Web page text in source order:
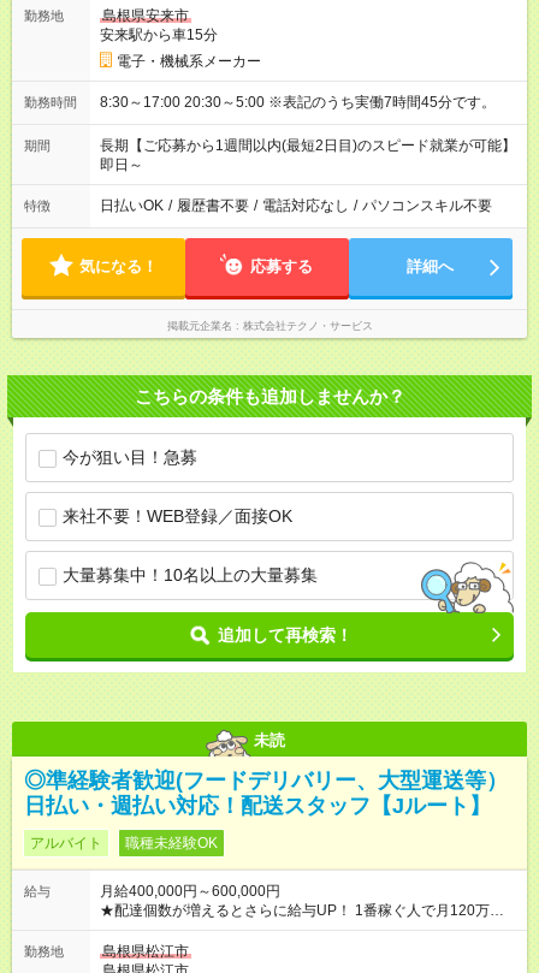
勤務地
島根県安来市
安来駅から車15分
電子・機械系メーカー
勤務時間 8:30～17:00 20:30～5:00 ※表記のうち実働7時間45分です。
期間
長期【ご応募から1週間以内(最短2日目)のスピード就業が可能】
即日～
特徴 日払いOK / 履歴書不要 / 電話対応なし / パソコンスキル不要
気になる！ 応募する 詳細へ
掲載元企業名 株式会社テクノ・サービス
こちらの条件も追加しませんか？
今が狙い目！急募
来社不要！WEB登録／面接OK
大量募集中！10名以上の大量募集
追加して再検索！
未読
◎準経験者歓迎(フードデリバリー、大型運送等）
日払い・週払い対応！配送スタッフ【Jルート】
アルバイト 職種未経験OK
給与
月給400,000円～600,000円
★配達個数が増えるとさらに給与UP！ 1番稼ぐ人で月120万ほ
ど！ ・主要都市エリア 月収55万円／週5日稼働 月収65万~112
万円／週6日稼働 ・地方郊外エリア 月収40万円／週5日稼働 月
収40万円~50万円／週6日稼働 ＜モデルイメージ＞ ■月収50万
勤務地
島根県松江市